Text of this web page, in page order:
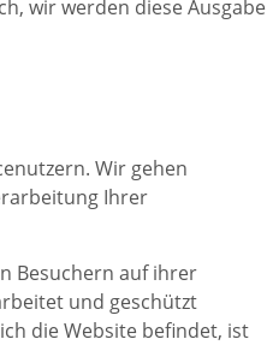
wir werden diese Ausgabe
Wir gehen
Ihrer
Besuchern auf ihrer
und geschützt
die Website befindet, ist